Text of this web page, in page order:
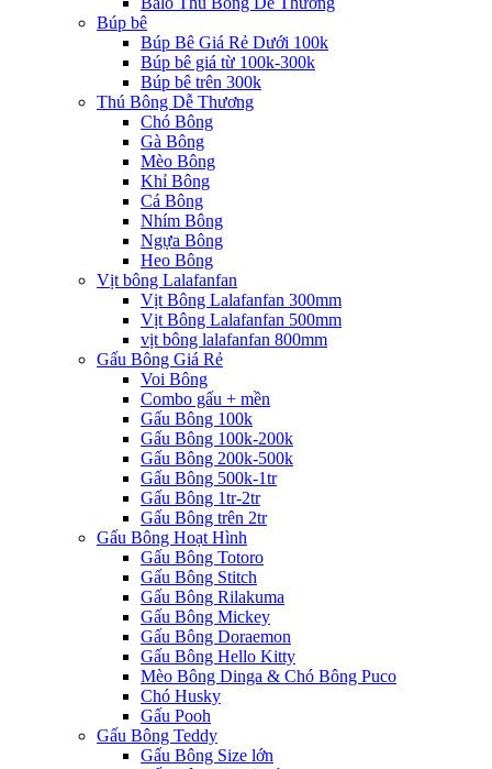
Búp bê
Búp Bê Giá Rẻ Dưới 100k
Búp bê giá từ 100k-300k
Búp bê trên 300k
Thú Bông Dễ Thương
Chó Bông
Gà Bông
Mèo Bông
Khỉ Bông
Cá Bông
Nhím Bông
Ngựa Bông
Heo Bông
Vịt bông Lalafanfan
Vịt Bông Lalafanfan 300mm
Vịt Bông Lalafanfan 500mm
vịt bông lalafanfan 800mm
Gấu Bông Giá Rẻ
Voi Bông
Combo gấu + mền
Gấu Bông 100k
Gấu Bông 100k-200k
Gấu Bông 200k-500k
Gấu Bông 500k-1tr
Gấu Bông 1tr-2tr
Gấu Bông trên 2tr
Gấu Bông Hoạt Hình
Gấu Bông Totoro
Gấu Bông Stitch
Gấu Bông Rilakuma
Gấu Bông Mickey
Gấu Bông Doraemon
Gấu Bông Hello Kitty
Mèo Bông Dinga & Chó Bông Puco
Chó Husky
Gấu Pooh
Gấu Bông Teddy
Gấu Bông Size lớn